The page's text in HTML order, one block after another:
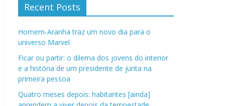
Recent Posts
Homem-Aranha traz um novo dia para o
universo Marvel
Ficar ou partir: o dilema dos jovens do interior
e a história de um presidente de junta na
primeira pessoa
Quatro meses depois: habitantes [ainda]